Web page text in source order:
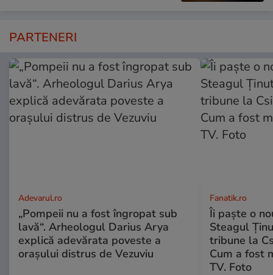
PARTENERI
Adevarul.ro
„Pompeii nu a fost îngropat sub
lavă“. Arheologul Darius Arya
explică adevărata poveste a
orașului distrus de Vezuviu
Fanatik.ro
Îi paște o
Steagul
tribune la
Cum a fost
TV. Foto